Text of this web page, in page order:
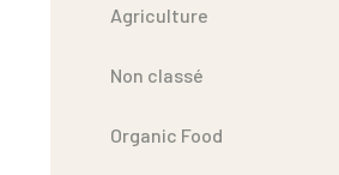
Agriculture
Non classé
Organic Food